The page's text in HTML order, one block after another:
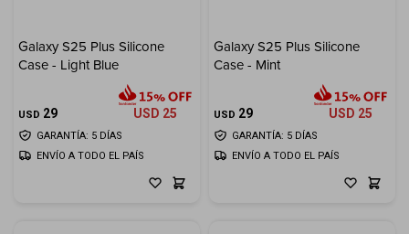
Galaxy S25 Plus Silicone
Case - Light Blue
USD 29 USD 25
GARANTÍA: 5 DÍAS
ENVÍO A TODO EL PAÍS
Galaxy S25 Plus Silicone
Case - Mint
USD 29 USD 25
GARANTÍA: 5 DÍAS
ENVÍO A TODO EL PAÍS